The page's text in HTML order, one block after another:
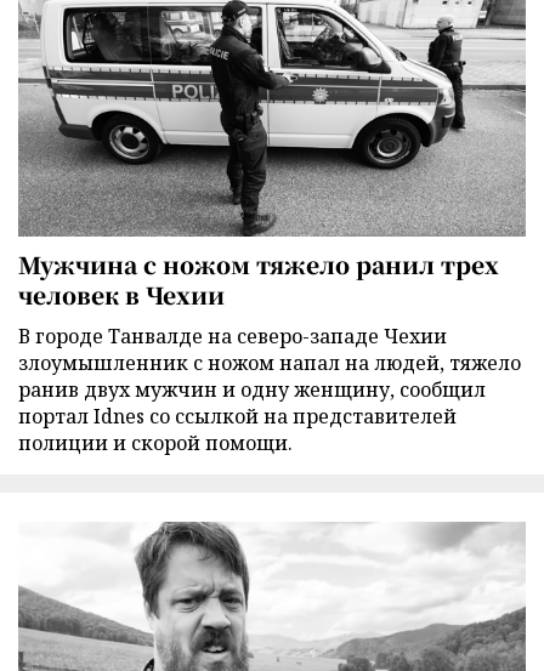
Мужчина с ножом тяжело ранил трех
человек в Чехии
В городе Танвалде на северо-западе Чехии
злоумышленник с ножом напал на людей, тяжело
ранив двух мужчин и одну женщину, сообщил
портал Idnes со ссылкой на представителей
полиции и скорой помощи.